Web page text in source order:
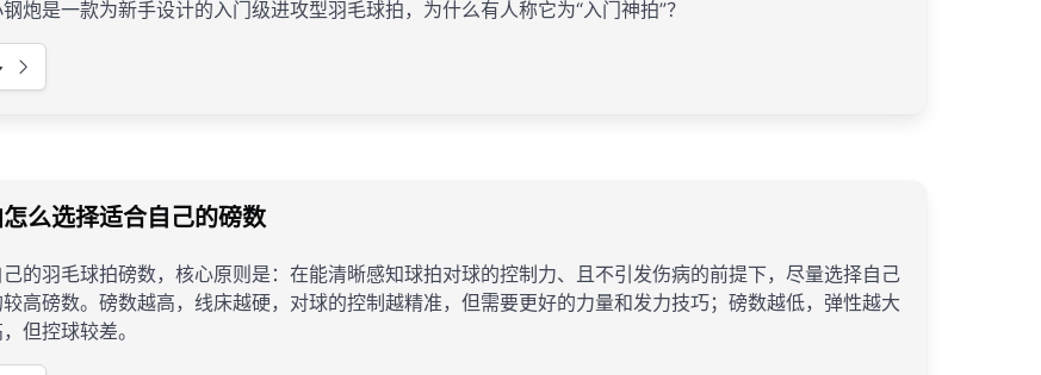
炮是一款为新手设计的入门级进攻型羽毛球拍，为什么有人称它为“入门神拍”？
么选择适合自己的磅数
的羽毛球拍磅数，核心原则是：在能清晰感知球拍对球的控制力、且不引发伤病的前提下，尽量选择自己
高磅数。磅数越高，线床越硬，对球的控制越精准，但需要更好的力量和发力技巧；磅数越低，弹性越大
但控球较差。